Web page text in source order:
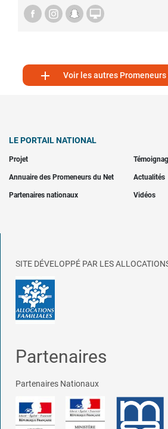

 Voir les autres
LE PORTAIL NATIONAL
Projet
Annuaire des Promeneurs du Net Actualités
Partenaires nationaux Vidéos
SITE DÉVELOPPÉ PAR LES
Partenaires
Partenaires Nationaux